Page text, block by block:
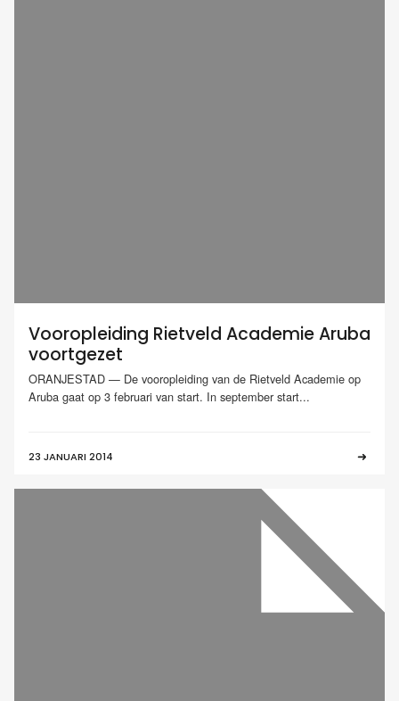
Vooropleiding Rietveld Academie Aruba
voortgezet
ORANJESTAD — De vooropleiding van de Rietveld Academie op
Aruba gaat op 3 februari van start. In september start...
23 JANUARI 2014